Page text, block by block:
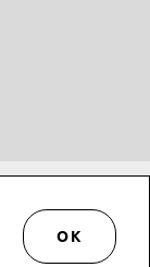
данных.
OK